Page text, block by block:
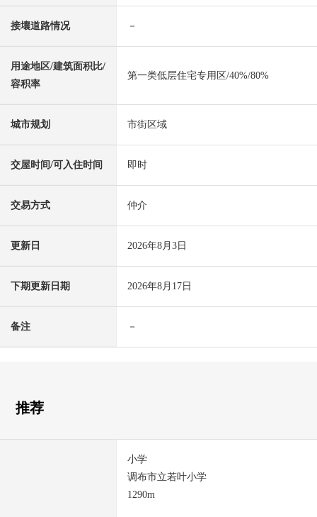
接壤道路情况 －
用途地区/建筑面积比/
容积率
第一类低层住宅专用区/40%/80%
城市规划 市街区域
交屋时间/可入住时间 即时
交易方式 仲介
更新日 2026年8月3日
下期更新日期 2026年8月17日
备注 －
推荐
小学
调布市立若叶小学
1290m